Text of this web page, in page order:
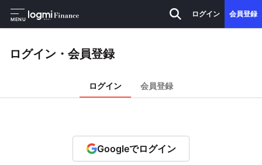
MENU
ログイン 会員登録
ログイン・会員登録
ログイン 会員登録
Googleでログイン